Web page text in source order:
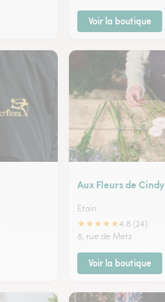
Voir la boutique
Aux Fleurs de Cindy
Etain
★★★★★4.8 (24)
8, rue de Metz
Voir la boutique